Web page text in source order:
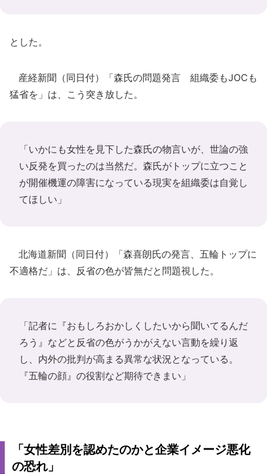
とした。
産経新聞（同日付）「森氏の問題発言 組織委もJOCも
猛省を」は、こう突き放した。
「いかにも女性を見下した森氏の物言いが、世論の強
い反発を買ったのは当然だ。森氏がトップに立つこと
が開催機運の障害になっている現実を組織委は自覚し
てほしい」
北海道新聞（同日付）「森喜朗氏の発言、五輪トップに
不適格だ」は、反省の色が皆無だと問題視した。
「記者に『おもしろおかしくしたいから聞いてるんだ
ろう』などと反省の色がうかがえない言動を繰り返
し、内外の批判が高まる異常な状況となっている。
『五輪の顔』の役割など期待できまい」
「女性差別を認めたのかと企業イメージ悪化
の恐れ」